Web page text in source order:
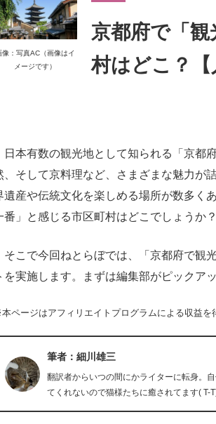
ITエンジニア向け専門サイト 企業向け
像：写真AC（画像はイ
メージです）
京都府で「
村はどこ？
本有数の観光地として知られる「京都
、そして京料理など、さまざまな魅力が
遺産や伝統文化を楽しめる場所が数多く
番」と感じる市区町村はどこでしょうか
こで今回ねとらぼでは、「京都府で観
を実施します。まずは編集部がピックア
ページはアフィリエイトプログラムによる収益を
筆者：細川雄三
翻訳者からいつの間にかライターに転身。
てくれないので猫様たちに癒されてます( T-